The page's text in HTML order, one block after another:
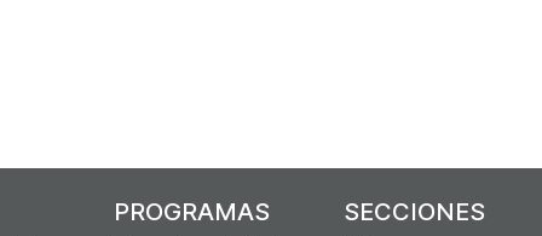
PROGRAMAS SECCIONES